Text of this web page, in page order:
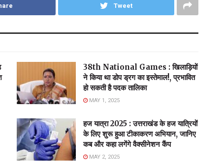
Tweet
38th National Games : खिलाड़ियों
ने किया था डोप ड्रग का इस्तेमाल!, प्रभावित
हो सकती है पदक तालिका
MAY 1, 2025
हज यात्रा 2025 : उत्तराखंड के हज यात्रियों
के लिए शुरू हुआ टीकाकरण अभियान, जानिए
कब और कहा लगेंगे वैक्सीनेशन कैंप
MAY 2, 2025